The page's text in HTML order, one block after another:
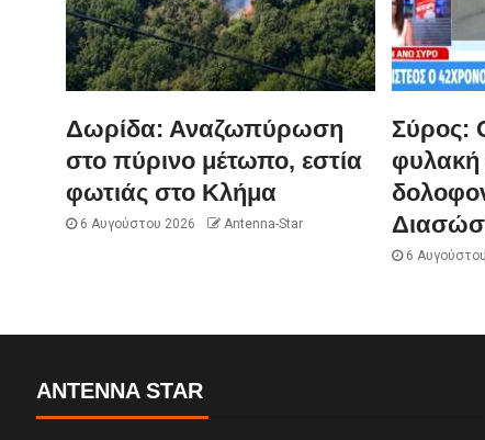
Δωρίδα: Αναζωπύρωση
στο πύρινο μέτωπο, εστία
φωτιάς στο Κλήμα
6 Αυγούστου 2026 Antenna-Star
Σύρος:
φυλακή
6
ANTENNA STAR